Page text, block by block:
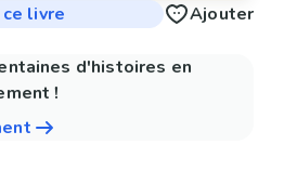
livre
Ajouter
d'histoires en
!